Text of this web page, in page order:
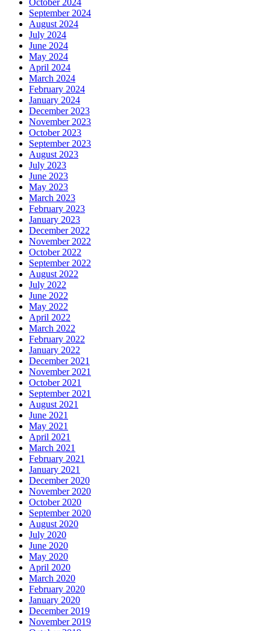
September 2024
August 2024
July 2024
June 2024
May 2024
April 2024
March 2024
February 2024
January 2024
December 2023
November 2023
October 2023
September 2023
August 2023
July 2023
June 2023
May 2023
March 2023
February 2023
January 2023
December 2022
November 2022
October 2022
September 2022
August 2022
July 2022
June 2022
May 2022
April 2022
March 2022
February 2022
January 2022
December 2021
November 2021
October 2021
September 2021
August 2021
June 2021
May 2021
April 2021
March 2021
February 2021
January 2021
December 2020
November 2020
October 2020
September 2020
August 2020
July 2020
June 2020
May 2020
April 2020
March 2020
February 2020
January 2020
December 2019
November 2019